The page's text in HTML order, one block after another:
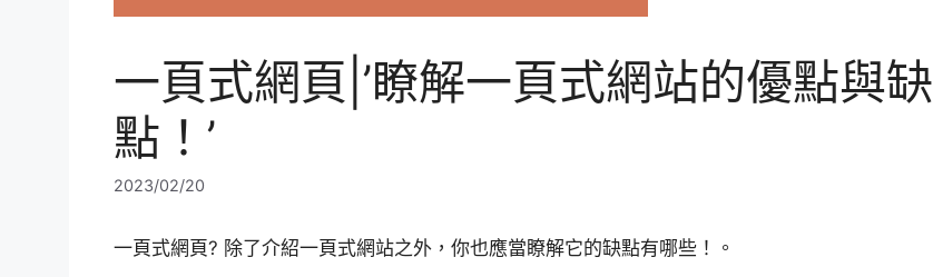
一頁式網頁|’瞭解一頁式網站的優點與缺
點！’
2023/02/20
一頁式網頁? 除了介紹一頁式網站之外，你也應當瞭解它的缺點有哪些！。